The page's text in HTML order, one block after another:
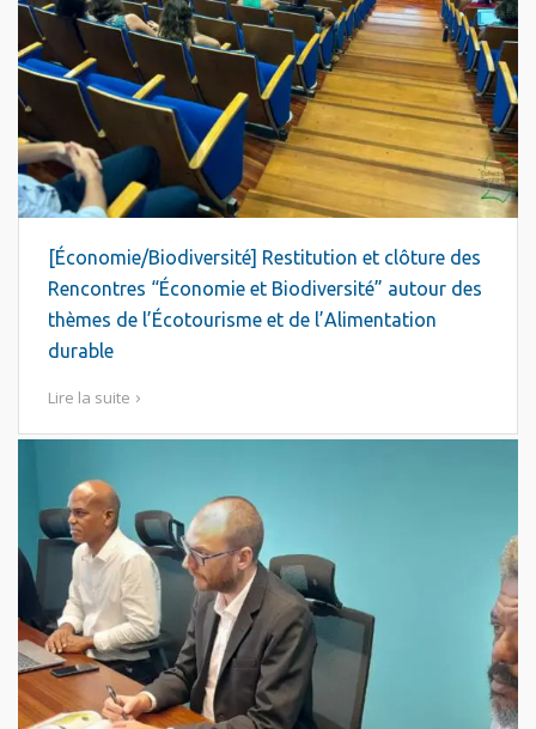
[Économie/Biodiversité] Restitution et clôture des
Rencontres “Économie et Biodiversité” autour des
thèmes de l’Écotourisme et de l’Alimentation
durable
Lire la suite